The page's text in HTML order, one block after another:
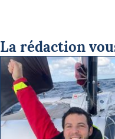
La rédaction